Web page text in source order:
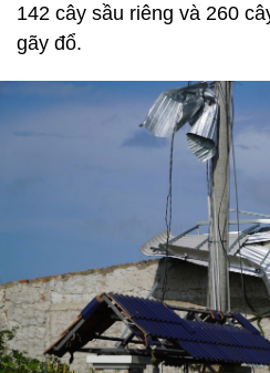
142 cây sầu riêng và 260
gãy đổ.